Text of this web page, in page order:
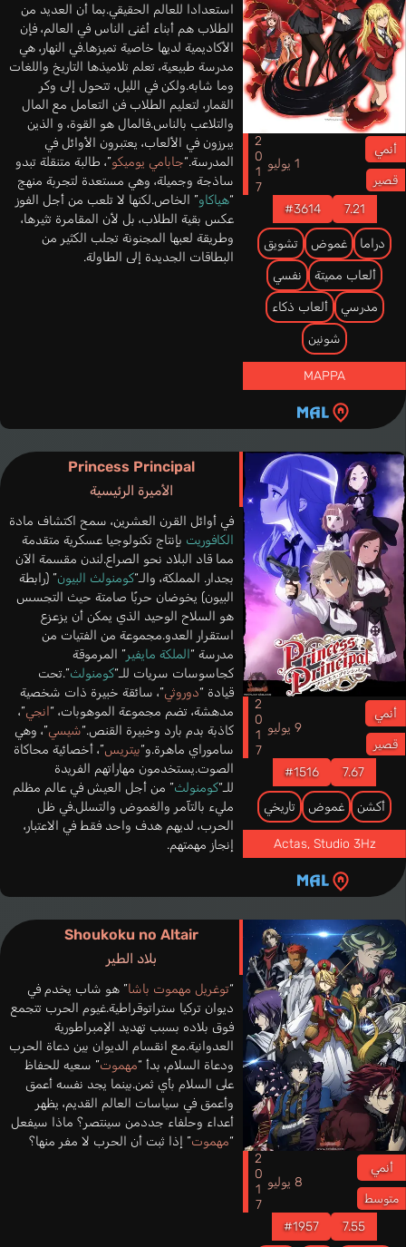
أنمي
قصير
1 يوليو 2017
7.21
#3614
دراما غموض تشويق
ألعاب مميتة نفسي
مدرسي ألعاب ذكاء
شونين
MAPPA
استعدادا للعالم الحقيقي.بما أن العديد من
الطلاب هم أبناء أغنى الناس في العالم، فإن
الأكاديمية لديها خاصية تميزها.في النهار، هي
مدرسة طبيعية، تعلم تلاميذها التاريخ واللغات
وما شابه.ولكن في الليل، تتحول إلى وكر
القمار، لتعليم الطلاب فن التعامل مع المال
والتلاعب بالناس.فالمال هو القوة، و الذين
يبرزون في الألعاب، يعتبرون الأوائل في
المدرسة.“جابامي يوميكو”، طالبة متنقلة تبدو
ساذجة وجميلة، وهي مستعدة لتجربة منهج
“هياكاو” الخاص.لكنها لا تلعب من أجل الفوز
عكس بقية الطلاب، بل لأن المقامرة تثيرها،
وطريقة لعبها المجنونة تجلب الكثير من
البطاقات الجديدة إلى الطاولة.
Princess Principal
الأميرة الرئيسية
أنمي
قصير
9 يوليو 2017
7.67
#1516
أكشن غموض تاريخي
Actas, Studio 3Hz
في أوائل القرن العشرين، سمح اكتشاف مادة
الكافوريت بإنتاج تكنولوجيا عسكرية متقدمة
مما قاد البلاد نحو الصراع.لندن مقسمة الآن
بجدار. المملكة، والـ“كومنولث البيون” (رابطة
البيون) يخوضان حربًا صامتة حيث التجسس
هو السلاح الوحيد الذي يمكن أن يزعزع
استقرار العدو.مجموعة من الفتيات من
مدرسة “الملكة مايفير” المرموقة
كجاسوسات سريات للـ“كومنولث”.تحت
قيادة “دوروثي”، سائقة خبيرة ذات شخصية
مدهشة، تضم مجموعة الموهوبات، “انجي”،
كاذبة بدم بارد وخبيرة القنص.“شيسي”، وهي
ساموراي ماهرة.و“بيتريس”، أخصائية محاكاة
الصوت.يستخدمون مهاراتهم الفريدة
للـ“كومنولث” من أجل العيش في عالم مظلم
مليء بالتآمر والغموض والتسلل.في ظل
الحرب، لديهم هدف واحد فقط في الاعتبار،
إنجاز مهمتهم.
Shoukoku no Altair
بلاد الطير
أنمي
متوسط
8 يوليو 2017
7.55
#1957
“توغريل مهموت باشا” هو شاب يخدم في
ديوان تركيا ستراتوقراطية.غيوم الحرب تتجمع
فوق بلاده بسبب تهديد الإمبراطورية
العدوانية.مع انقسام الديوان بين دعاة الحرب
ودعاة السلام، بدأ “مهموت” سعيه للحفاظ
على السلام بأي ثمن.بينما يجد نفسه أعمق
وأعمق في سياسات العالم القديم، يظهر
أعداء وحلفاء جددمن سينتصر؟ ماذا سيفعل
“مهموت” إذا ثبت أن الحرب لا مفر منها؟